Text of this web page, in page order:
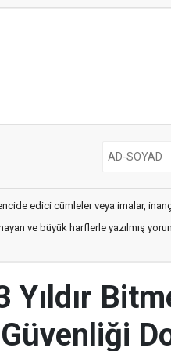
edici cümleler veya imalar,
ve büyük harflerle yazılmış
Yıldır